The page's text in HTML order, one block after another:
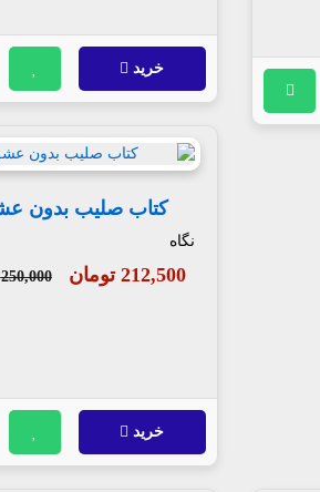
خرید
کتاب صلیب بدون
نگاه
212,500 تومان 250,000 تومان
خرید